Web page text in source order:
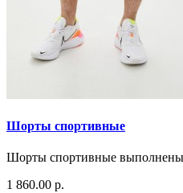
Шорты спортивные
Шорты спортивные выполнены
1 860.00 р.